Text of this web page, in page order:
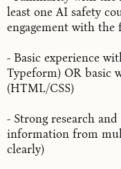
least one AI safety
engagement with the
- Basic experience
Typeform) OR basic
(HTML/CSS)
- Strong research
information from
clearly)